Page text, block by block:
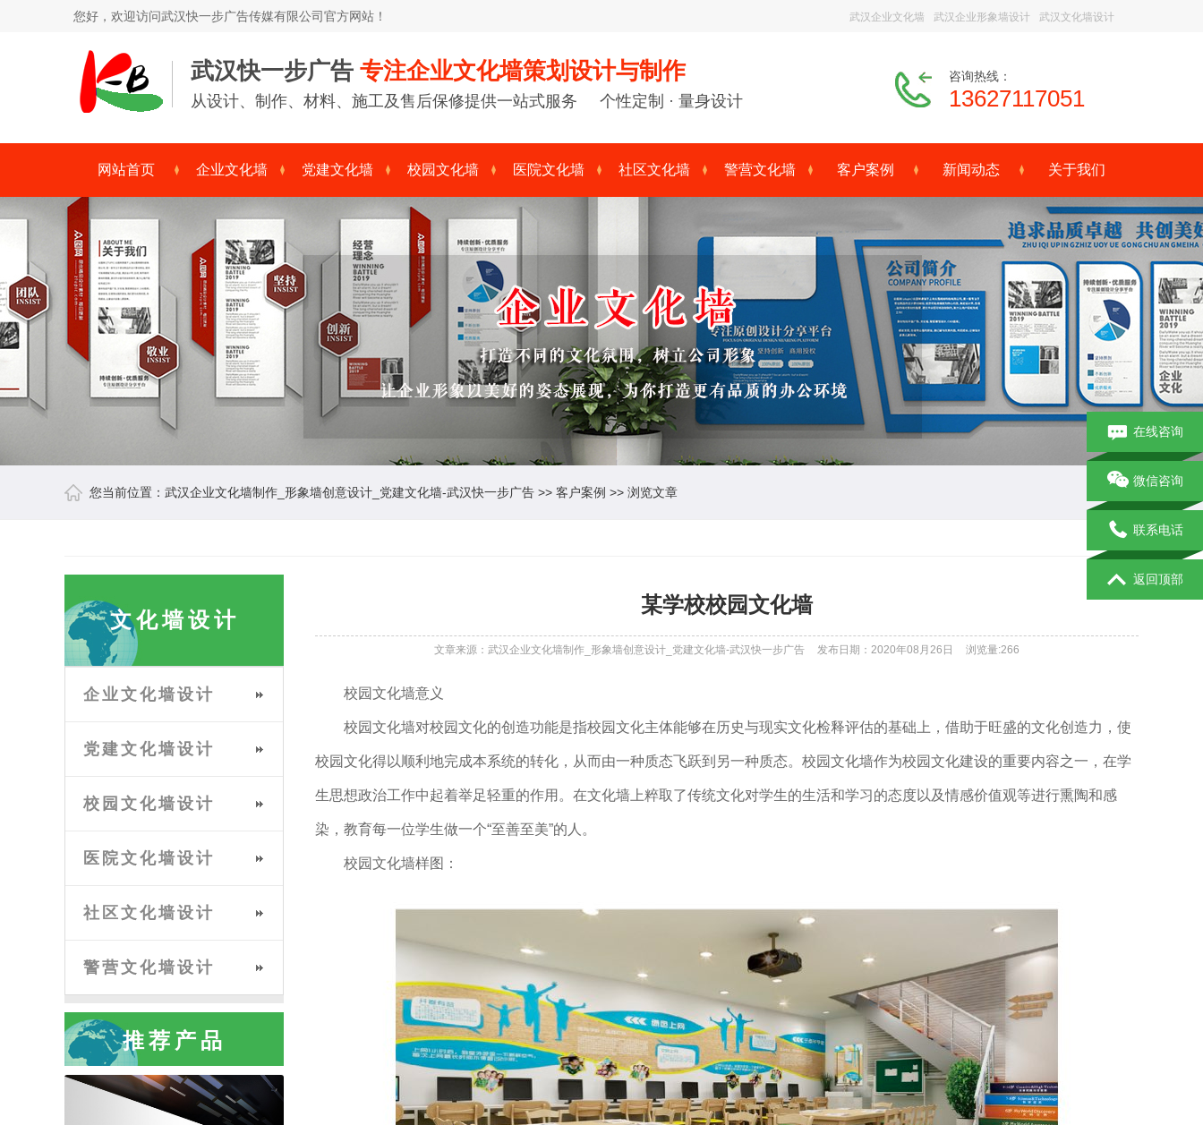
您好，欢迎访问武汉快一步广告传媒有限公司官方网站！ 武汉企业文化墙 武汉企业形象墙设计 武汉文化墙设计
武汉快一步广告 专注企业文化墙策划设计与制作
从设计、制作、材料、施工及售后保修提供一站式服务 个性定制 · 量身设计
咨询热线：
13627117051
网站首页 企业文化墙 党建文化墙 校园文化墙 医院文化墙 社区文化墙 警营文化墙 客户案例 新闻动态 关于我们
您当前位置： 武汉企业文化墙制作_形象墙创意设计_党建文化墙-武汉快一步广告 >> 客户案例 >> 浏览文章
文化墙设计
企业文化墙设计
党建文化墙设计
校园文化墙设计
医院文化墙设计
社区文化墙设计
警营文化墙设计
推荐产品
某学校校园文化墙
文章来源：武汉企业文化墙制作_形象墙创意设计_党建文化墙-武汉快一步广告 发布日期：2020年08月26日 浏览量:266
校园文化墙意义
校园文化墙对校园文化的创造功能是指校园文化主体能够在历史与现实文化检释评估的基础上，借助于旺盛的文化创造力，使
校园文化得以顺利地完成本系统的转化，从而由一种质态飞跃到另一种质态。校园文化墙作为校园文化建设的重要内容之一，在学
生思想政治工作中起着举足轻重的作用。在文化墙上粹取了传统文化对学生的生活和学习的态度以及情感价值观等进行熏陶和感
染，教育每一位学生做一个“至善至美”的人。
校园文化墙样图：
在线咨询
微信咨询
联系电话
返回顶部